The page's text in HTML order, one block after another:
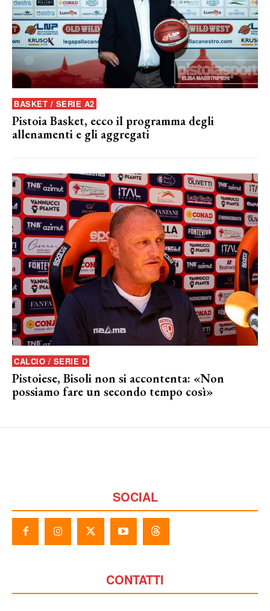
BASKET / SERIE A2
Pistoia Basket, ecco il programma degli
allenamenti e gli aggregati
CALCIO / SERIE D
Pistoiese, Bisoli non si accontenta: «Non
possiamo fare un secondo tempo così»
SOCIAL
CONTATTI